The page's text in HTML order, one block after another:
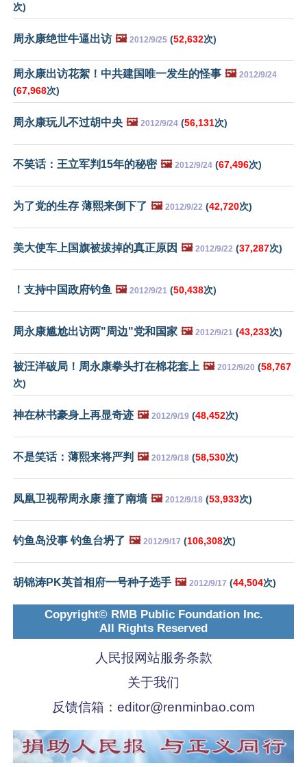
次)
周永康绝世牛逼出访 🖼️ 2012/9/25 (52,632次)
周永康出访花絮！中共建国唯一发生的怪事 🖼️ 2012/9/24
(67,968次)
周永康玩儿不过胡中央 🖼️ 2012/9/24 (56,131次)
不笑话：王立军判15年的秘密 🖼️ 2012/9/24 (67,496次)
为了党的生存 薄熙来倒下了 🖼️ 2012/9/22 (42,720次)
美大使车上国旗被拔掉的真正原因 🖼️ 2012/9/22 (37,287次)
！支持中国政府钓鱼 🖼️ 2012/9/21 (50,438次)
周永康尴尬出访两"周边"党和国家 🖼️ 2012/9/21 (43,233次)
被汪洋破局！周永康拳头打在棉花套上 🖼️ 2012/9/20 (58,767
次)
神在林书豪身上再显奇迹 🖼️ 2012/9/19 (48,452次)
不是笑话：薄熙来将严判 🖼️ 2012/9/18 (58,530次)
凤凰卫视帮周永康 撞了南墙 🖼️ 2012/9/18 (53,933次)
钓鱼岛没事 钓鱼台坍了 🖼️ 2012/9/17 (106,308次)
胡锦涛PK英首相府一号种子选手 🖼️ 2012/9/17 (44,504次)
Copyright© RMB Public Foundation Inc.
All Rights Reserved
人民报网站服务条款
关于我们
反馈信箱： editor@renminbao.com